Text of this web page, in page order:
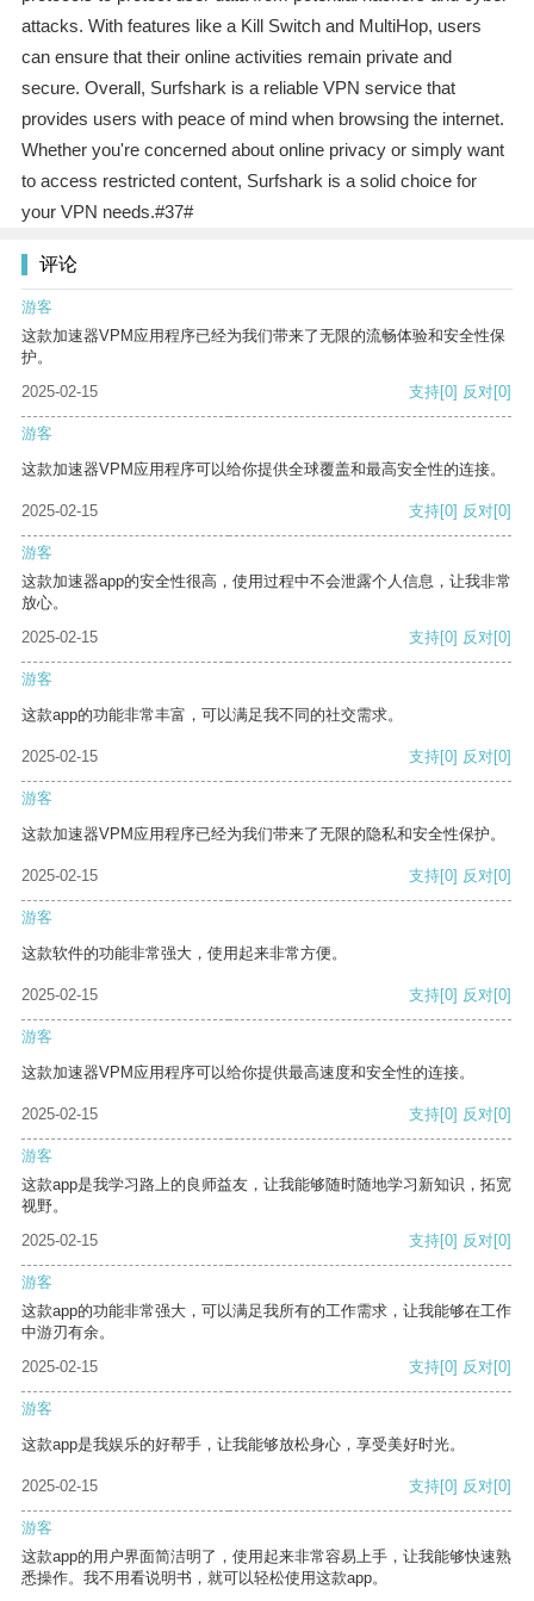
attacks. With features like a Kill Switch and MultiHop, users
can ensure that their online activities remain private and
secure. Overall, Surfshark is a reliable VPN service that
provides users with peace of mind when browsing the internet.
Whether you're concerned about online privacy or simply want
to access restricted content, Surfshark is a solid choice for
your VPN needs.#37#
评论
游客
这款加速器VPM应用程序已经为我们带来了无限的流畅体验和安全性保
护。
2025-02-15
支持[0] 反对[0]
游客
这款加速器VPM应用程序可以给你提供全球覆盖和最高安全性的连接。
2025-02-15 支持[0] 反对[0]
游客
这款加速器app的安全性很高，使用过程中不会泄露个人信息，让我非常
放心。
2025-02-15
支持[0] 反对[0]
游客
这款app的功能非常丰富，可以满足我不同的社交需求。
2025-02-15 支持[0] 反对[0]
游客
这款加速器VPM应用程序已经为我们带来了无限的隐私和安全性保护。
2025-02-15 支持[0] 反对[0]
游客
这款软件的功能非常强大，使用起来非常方便。
2025-02-15 支持[0] 反对[0]
游客
这款加速器VPM应用程序可以给你提供最高速度和安全性的连接。
2025-02-15 支持[0] 反对[0]
游客
这款app是我学习路上的良师益友，让我能够随时随地学习新知识，拓宽
视野。
2025-02-15
支持[0] 反对[0]
游客
这款app的功能非常强大，可以满足我所有的工作需求，让我能够在工作
中游刃有余。
2025-02-15
支持[0] 反对[0]
游客
这款app是我娱乐的好帮手，让我能够放松身心，享受美好时光。
2025-02-15 支持[0] 反对[0]
游客
这款app的用户界面简洁明了，使用起来非常容易上手，让我能够快速熟
悉操作。我不用看说明书，就可以轻松使用这款app。